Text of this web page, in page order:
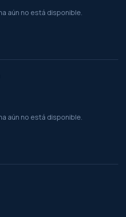
aún no está disponible.
aún no está disponible.